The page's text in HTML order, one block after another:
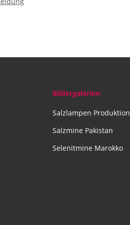
Bildergalerien
Salzlampen Produktion
Salzmine Pakistan
Selenitmine Marokko